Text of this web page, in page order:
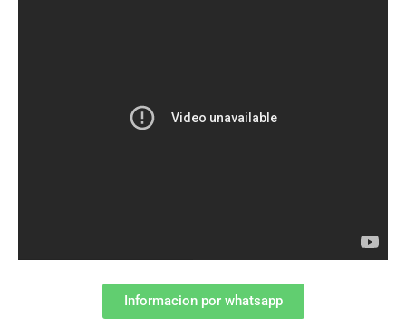
Informacion por whatsapp